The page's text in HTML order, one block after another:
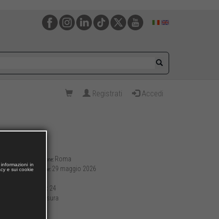
Registrati Accedi
Luogo di pubblicazione: Roma
Data di pubblicazione: 29 maggio 2026
17 x 24
brossura
in
e sui cookie